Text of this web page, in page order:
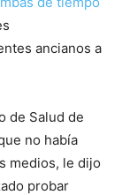
ancianos a
de Salud de
no había
medios, le dijo
probar